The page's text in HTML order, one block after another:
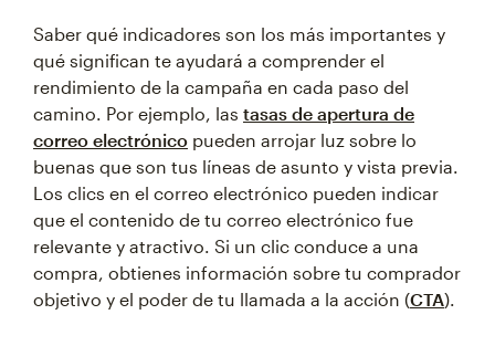
Saber qué indicadores son los más importantes y
qué significan te ayudará a comprender el
rendimiento de la campaña en cada paso del
camino. Por ejemplo, las tasas de apertura de
correo electrónico pueden arrojar luz sobre lo
buenas que son tus líneas de asunto y vista previa.
Los clics en el correo electrónico pueden indicar
que el contenido de tu correo electrónico fue
relevante y atractivo. Si un clic conduce a una
compra, obtienes información sobre tu comprador
objetivo y el poder de tu llamada a la acción (CTA).